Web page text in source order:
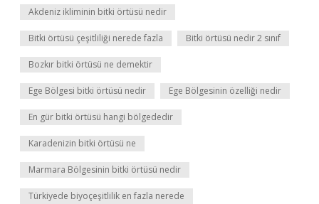
Akdeniz ikliminin bitki örtüsü nedir
Bitki örtüsü çeşitliliği nerede fazla Bitki örtüsü nedir 2 sınıf
Bozkır bitki örtüsü ne demektir
Ege Bölgesi bitki örtüsü nedir Ege Bölgesinin özelliği nedir
En gür bitki örtüsü hangi bölgededir
Karadenizin bitki örtüsü ne
Marmara Bölgesinin bitki örtüsü nedir
Türkiyede biyoçeşitlilik en fazla nerede